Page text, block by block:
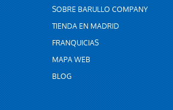
SOBRE BARULLO COMPANY
TIENDA EN MADRID
FRANQUICIAS
MAPA WEB
BLOG